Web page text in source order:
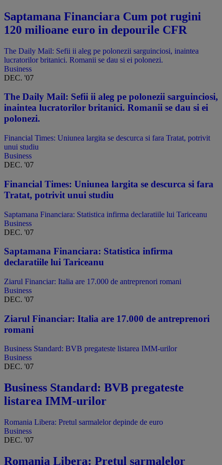
Saptamana Financiara Cum pot rugini
120 milioane euro in depourile CFR
The Daily Mail: Sefii ii aleg pe polonezii sarguinciosi, inaintea
lucratorilor britanici. Romanii se dau si ei polonezi.
Business
DEC. '07
The Daily Mail: Sefii ii aleg pe polonezii sarguinciosi,
inaintea lucratorilor britanici. Romanii se dau si ei
polonezi.
Financial Times: Uniunea largita se descurca si fara Tratat, potrivit
unui studiu
Business
DEC. '07
Financial Times: Uniunea largita se descurca si fara
Tratat, potrivit unui studiu
Saptamana Financiara: Statistica infirma declaratiile lui Tariceanu
Business
DEC. '07
Saptamana Financiara: Statistica infirma
declaratiile lui Tariceanu
Ziarul Financiar: Italia are 17.000 de antreprenori romani
Business
DEC. '07
Ziarul Financiar: Italia are 17.000 de antreprenori
romani
Business Standard: BVB pregateste listarea IMM-urilor
Business
DEC. '07
Business Standard: BVB pregateste
listarea IMM-urilor
Romania Libera: Pretul sarmalelor depinde de euro
Business
DEC. '07
Romania Libera: Pretul sarmalelor